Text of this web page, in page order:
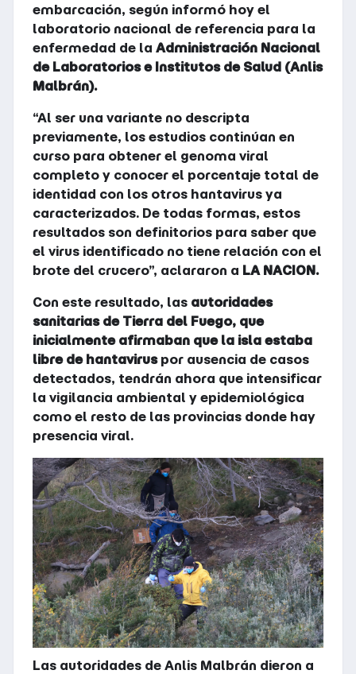
embarcación, según informó hoy el
laboratorio nacional de referencia para la
enfermedad de la Administración Nacional
de Laboratorios e Institutos de Salud (Anlis
Malbrán).
“Al ser una variante no descripta
previamente, los estudios continúan en
curso para obtener el genoma viral
completo y conocer el porcentaje total de
identidad con los otros hantavirus ya
caracterizados. De todas formas, estos
resultados son definitorios para saber que
el virus identificado no tiene relación con el
brote del crucero”, aclararon a LA NACION.
Con este resultado, las autoridades
sanitarias de Tierra del Fuego, que
inicialmente afirmaban que la isla estaba
libre de hantavirus por ausencia de casos
detectados, tendrán ahora que intensificar
la vigilancia ambiental y epidemiológica
como el resto de las provincias donde hay
presencia viral.
Las autoridades de Anlis Malbrán dieron a